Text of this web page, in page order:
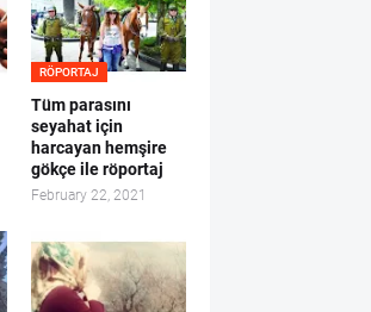
RÖPORTAJ
Tüm parasını
seyahat için
harcayan hemşire
gökçe ile röportaj
February 22, 2021